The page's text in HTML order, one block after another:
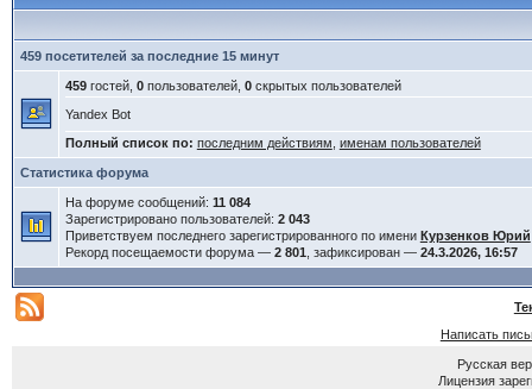
459 посетителей за последние 15 минут
459гостей, 0пользователей, 0скрытых пользователей
Yandex Bot
Полный список по: последним действиям именам пользователей
Статистика форума
На форуме сообщений: 11 084
Зарегистрировано пользователей: 2 043
Приветствуем последнего зарегистрированного по имени Курзенков Юрий
Рекорд посещаемости форума — 2 801 , зафиксирован — 24.3.2026, 16:57
Написать
Русская
Лицензия